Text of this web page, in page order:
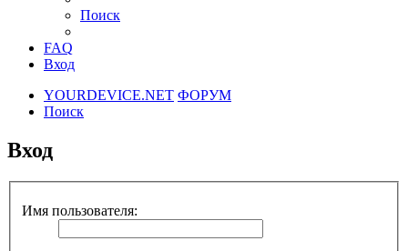
Поиск
FAQ
Вход
YOURDEVICE.NET ФОРУМ
Поиск
Вход
Имя пользователя: